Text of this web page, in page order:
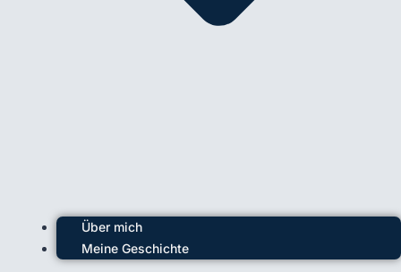
Über mich
Meine Geschichte